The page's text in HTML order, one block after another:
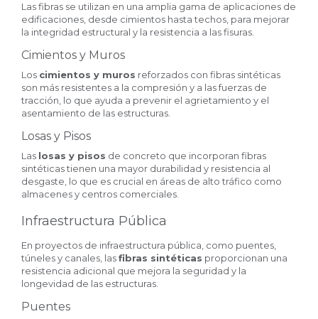
Las fibras se utilizan en una amplia gama de aplicaciones de
edificaciones, desde cimientos hasta techos, para mejorar
la integridad estructural y la resistencia a las fisuras.
Cimientos y Muros
Los cimientos y muros reforzados con fibras sintéticas
son más resistentes a la compresión y a las fuerzas de
tracción, lo que ayuda a prevenir el agrietamiento y el
asentamiento de las estructuras.
Losas y Pisos
Las losas y pisos de concreto que incorporan fibras
sintéticas tienen una mayor durabilidad y resistencia al
desgaste, lo que es crucial en áreas de alto tráfico como
almacenes y centros comerciales.
Infraestructura Pública
En proyectos de infraestructura pública, como puentes,
túneles y canales, lasfibras sintéticas proporcionan una
resistencia adicional que mejora la seguridad y la
longevidad de las estructuras.
Puentes